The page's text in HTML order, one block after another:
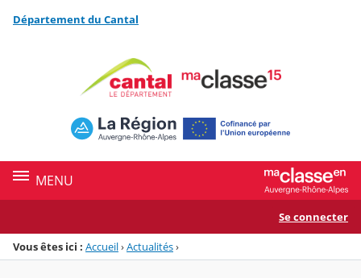
Menu de la rubrique
Contenu
Département du Cantal
MENU
Se connecter
Vous êtes ici : Accueil›Actualités›